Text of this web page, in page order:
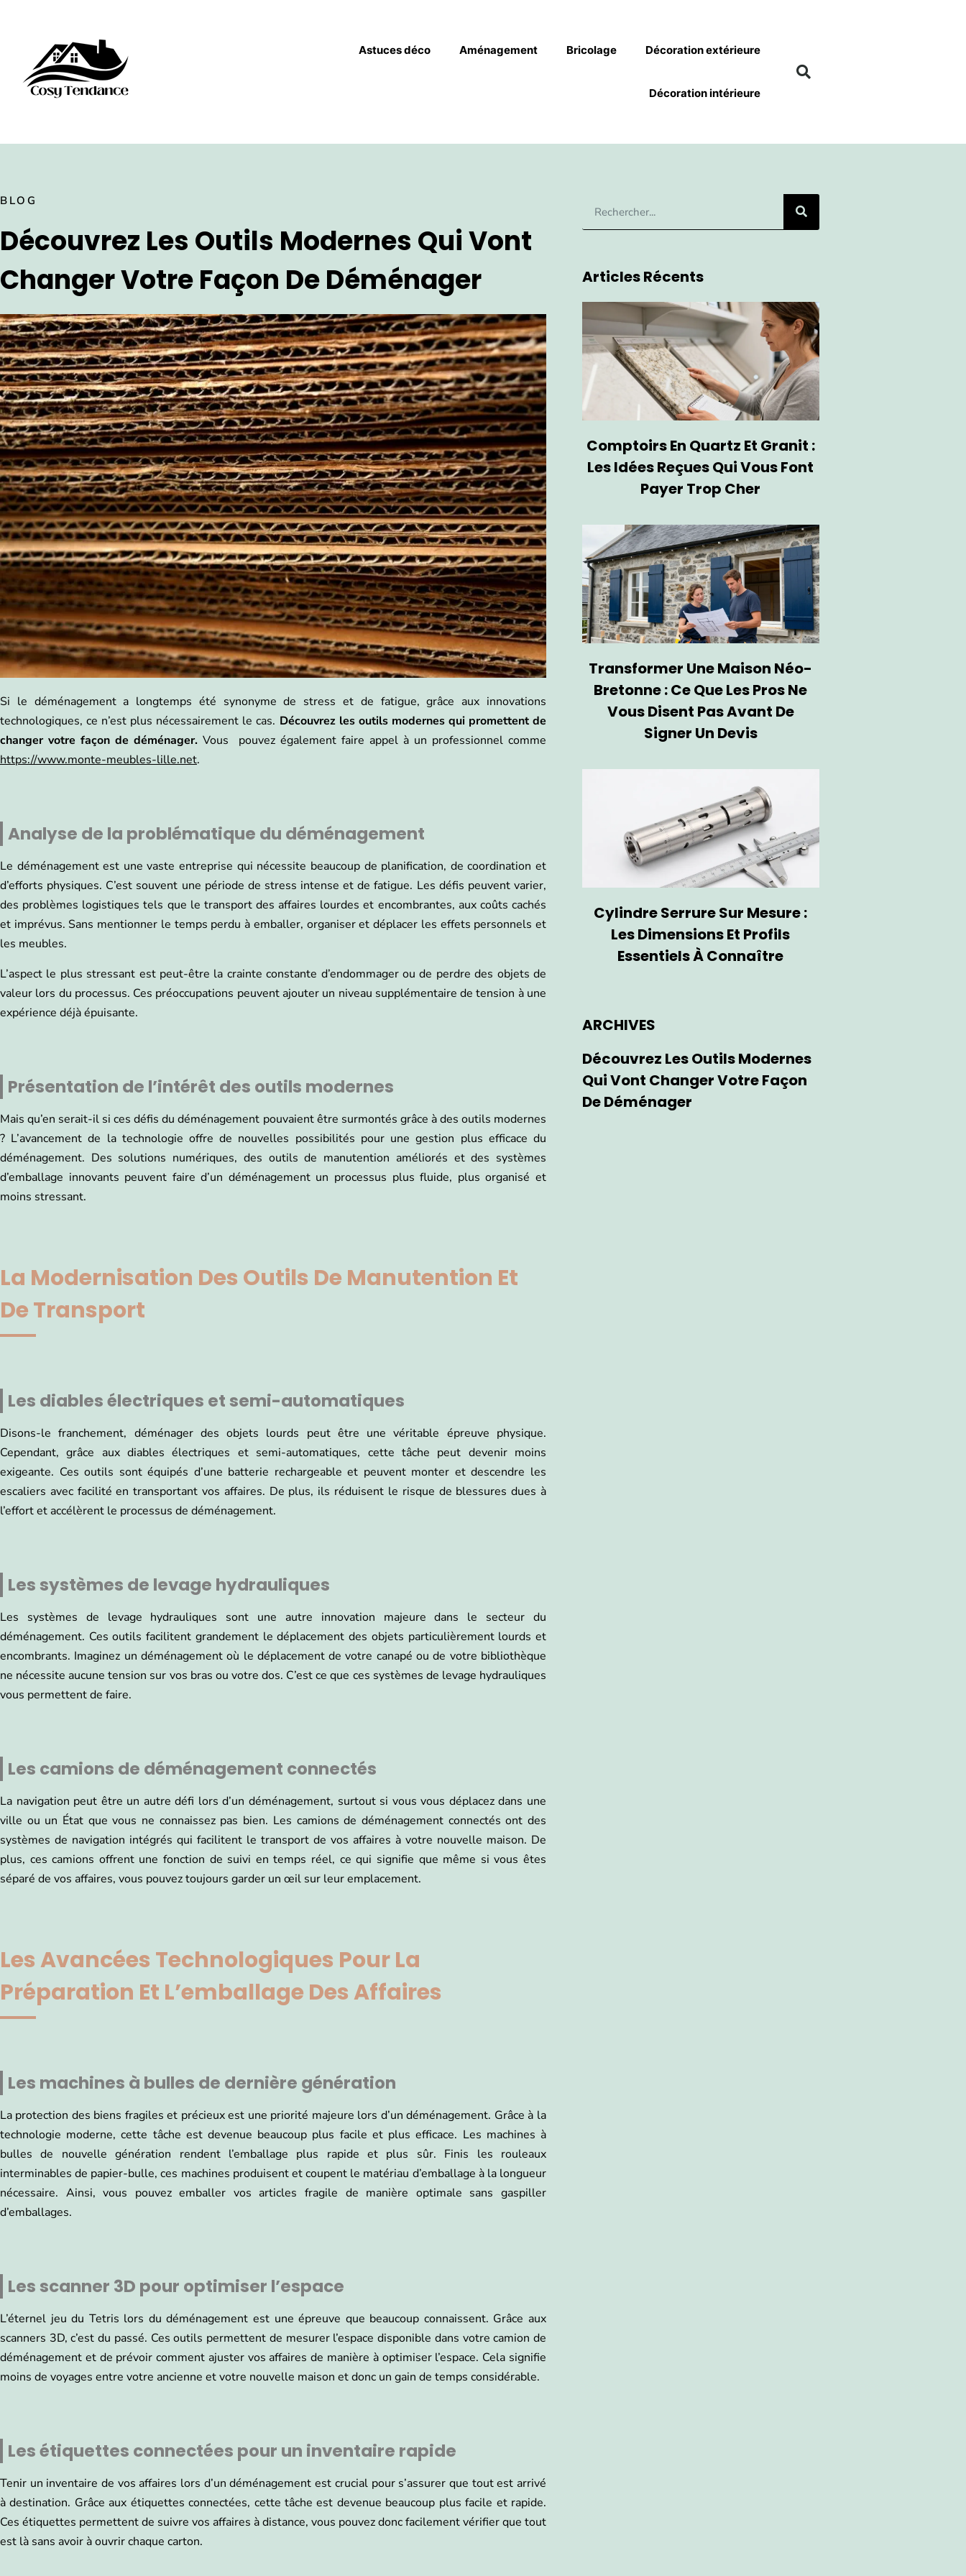
Astuces déco Aménagement Bricolage Décoration extérieure
Décoration intérieure
BLOG
Découvrez Les Outils Modernes Qui Vont
Changer Votre Façon De Déménager
Si le déménagement a longtemps été synonyme de stress et de fatigue, grâce aux innovations
technologiques, ce n’est plus nécessairement le cas. Découvrez les outils modernes qui promettent de
changer votre façon de déménager. Vous pouvez également faire appel à un professionnel comme
https://www.monte-meubles-lille.net.
Analyse de la problématique du déménagement
Le déménagement est une vaste entreprise qui nécessite beaucoup de planification, de coordination et
d’efforts physiques. C’est souvent une période de stress intense et de fatigue. Les défis peuvent varier,
des problèmes logistiques tels que le transport des affaires lourdes et encombrantes, aux coûts cachés
et imprévus. Sans mentionner le temps perdu à emballer, organiser et déplacer les effets personnels et
les meubles.
L’aspect le plus stressant est peut-être la crainte constante d’endommager ou de perdre des objets de
valeur lors du processus. Ces préoccupations peuvent ajouter un niveau supplémentaire de tension à une
expérience déjà épuisante.
Présentation de l’intérêt des outils modernes
Mais qu’en serait-il si ces défis du déménagement pouvaient être surmontés grâce à des outils modernes
? L’avancement de la technologie offre de nouvelles possibilités pour une gestion plus efficace du
déménagement. Des solutions numériques, des outils de manutention améliorés et des systèmes
d’emballage innovants peuvent faire d’un déménagement un processus plus fluide, plus organisé et
moins stressant.
La Modernisation Des Outils De Manutention Et
De Transport
Les diables électriques et semi-automatiques
Disons-le franchement, déménager des objets lourds peut être une véritable épreuve physique.
Cependant, grâce aux diables électriques et semi-automatiques, cette tâche peut devenir moins
exigeante. Ces outils sont équipés d’une batterie rechargeable et peuvent monter et descendre les
escaliers avec facilité en transportant vos affaires. De plus, ils réduisent le risque de blessures dues à
l’effort et accélèrent le processus de déménagement.
Les systèmes de levage hydrauliques
Les systèmes de levage hydrauliques sont une autre innovation majeure dans le secteur du
déménagement. Ces outils facilitent grandement le déplacement des objets particulièrement lourds et
encombrants. Imaginez un déménagement où le déplacement de votre canapé ou de votre bibliothèque
ne nécessite aucune tension sur vos bras ou votre dos. C’est ce que ces systèmes de levage hydrauliques
vous permettent de faire.
Les camions de déménagement connectés
La navigation peut être un autre défi lors d’un déménagement, surtout si vous vous déplacez dans une
ville ou un État que vous ne connaissez pas bien. Les camions de déménagement connectés ont des
systèmes de navigation intégrés qui facilitent le transport de vos affaires à votre nouvelle maison. De
plus, ces camions offrent une fonction de suivi en temps réel, ce qui signifie que même si vous êtes
séparé de vos affaires, vous pouvez toujours garder un œil sur leur emplacement.
Les Avancées Technologiques Pour La
Préparation Et L’emballage Des Affaires
Les machines à bulles de dernière génération
La protection des biens fragiles et précieux est une priorité majeure lors d’un déménagement. Grâce à la
technologie moderne, cette tâche est devenue beaucoup plus facile et plus efficace. Les machines à
bulles de nouvelle génération rendent l’emballage plus rapide et plus sûr. Finis les rouleaux
interminables de papier-bulle, ces machines produisent et coupent le matériau d’emballage à la longueur
nécessaire. Ainsi, vous pouvez emballer vos articles fragile de manière optimale sans gaspiller
d’emballages.
Les scanner 3D pour optimiser l’espace
L’éternel jeu du Tetris lors du déménagement est une épreuve que beaucoup connaissent. Grâce aux
scanners 3D, c’est du passé. Ces outils permettent de mesurer l’espace disponible dans votre camion de
déménagement et de prévoir comment ajuster vos affaires de manière à optimiser l’espace. Cela signifie
moins de voyages entre votre ancienne et votre nouvelle maison et donc un gain de temps considérable.
Les étiquettes connectées pour un inventaire rapide
Tenir un inventaire de vos affaires lors d’un déménagement est crucial pour s’assurer que tout est arrivé
à destination. Grâce aux étiquettes connectées, cette tâche est devenue beaucoup plus facile et rapide.
Ces étiquettes permettent de suivre vos affaires à distance, vous pouvez donc facilement vérifier que tout
est là sans avoir à ouvrir chaque carton.
Articles Récents
Comptoirs En Quartz Et Granit :
Les Idées Reçues Qui Vous Font
Payer Trop Cher
Transformer Une Maison Néo-
Bretonne : Ce Que Les Pros Ne
Vous Disent Pas Avant De
Signer Un Devis
Cylindre Serrure Sur Mesure :
Les Dimensions Et Profils
Essentiels À Connaître
ARCHIVES
Découvrez Les Outils Modernes
Qui Vont Changer Votre Façon
De Déménager